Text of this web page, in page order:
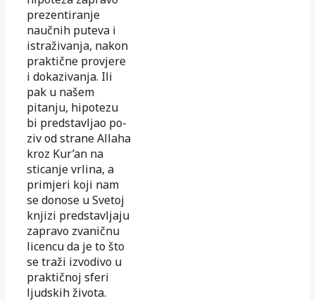
prezentiranje
naučnih pu­te­va i
istraživanja, nakon
praktične provjere
i dokazi­va­nja. Ili
pak u našem
pitanju, hipotezu
bi predstavljao po­
ziv od strane Allaha
kroz Kur’an na
sticanje vrlina, a
pri­mjeri koji nam
se donose u Svetoj
knjizi predstavljaju
za­pravo zvaničnu
licencu da je to što
se traži izvodivo u
prak­tič­noj sferi
ljudskih života.